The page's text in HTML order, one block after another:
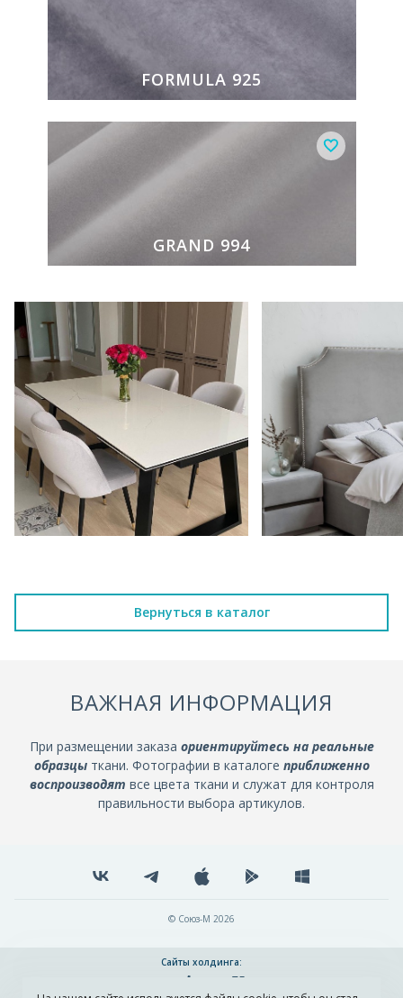
FORMULA 925
GRAND 994
Вернуться в каталог
ВАЖНАЯ ИНФОРМАЦИЯ
При размещении заказа ориентируйтесь на реальные
образцыткани. Фотографии в каталоге приближенно
воспроизводят все цвета ткани и служат для контроля
правильности выбора артикулов.
© Союз-М 2026
Сайты холдинга: